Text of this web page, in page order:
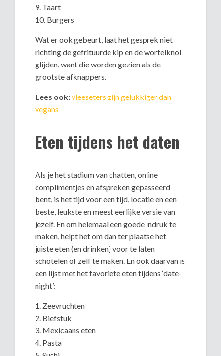
9. Taart
10. Burgers
Wat er ook gebeurt, laat het gesprek niet
richting de gefrituurde kip en de wortelknol
glijden, want die worden gezien als de
grootste afknappers.
Lees ook:vleeseters zijn gelukkiger dan
vegans
Eten tijdens het daten
Als je het stadium van chatten, online
complimentjes en afspreken gepasseerd
bent, is het tijd voor een tijd, locatie en een
beste, leukste en meest eerlijke versie van
jezelf. En om helemaal een goede indruk te
maken, helpt het om dan ter plaatse het
juiste eten (en drinken) voor te laten
schotelen of zelf te maken. En ook daarvan is
een lijst met het favoriete eten tijdens ‘date-
night’:
1. Zeevruchten
2. Biefstuk
3. Mexicaans eten
4. Pasta